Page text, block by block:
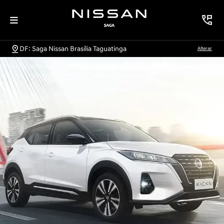
DF: Saga Nissan Brasília Taguatinga Alterar